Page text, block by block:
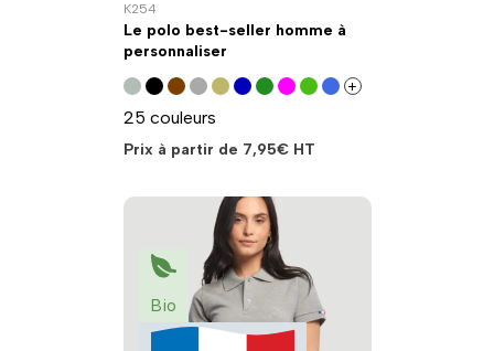
K254
Le polo best-seller homme à
personnaliser
+
25 couleurs
Prix à partir de 7,95€HT
Bio